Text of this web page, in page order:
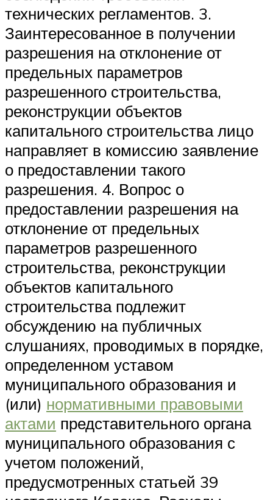
технических регламентов. 3.
Заинтересованное в получении
разрешения на отклонение от
предельных параметров
разрешенного строительства,
реконструкции объектов
капитального строительства лицо
направляет в комиссию заявление
о предоставлении такого
разрешения. 4. Вопрос о
предоставлении разрешения на
отклонение от предельных
параметров разрешенного
строительства, реконструкции
объектов капитального
строительства подлежит
обсуждению на публичных
слушаниях, проводимых в порядке,
определенном уставом
муниципального образования и
(или) нормативными правовыми
актами представительного органа
муниципального образования с
учетом положений,
предусмотренных статьей 39